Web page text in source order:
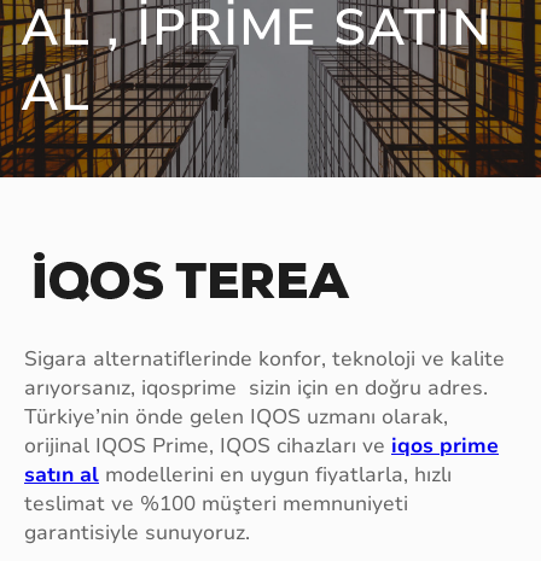
AL , IPRIME SATIN
AL
Sigara alternatiflerinde konfor, teknoloji ve kalite
arıyorsanız, iqosprime sizin için en doğru adres.
Türkiye’nin önde gelen IQOS uzmanı olarak,
orijinal IQOS Prime, IQOS cihazları ve iqos prime
satın al modellerini en uygun fiyatlarla, hızlı
teslimat ve %100 müşteri memnuniyeti
garantisiyle sunuyoruz.